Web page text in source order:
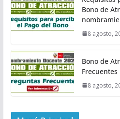
Bono de
8 agosto,
Bono de
Frecuentes
8 agosto,